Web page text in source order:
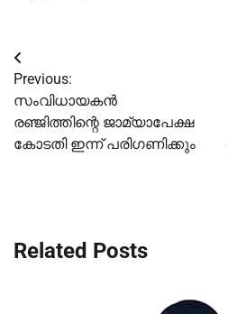
Post
navigation
Previous:
സംവിധായകന്‍
രഞ്ജിത്തിന്റെ ജാമ്യാപേക്ഷ
കോടതി ഇന്ന് പരിഗണിക്കും
Related Posts